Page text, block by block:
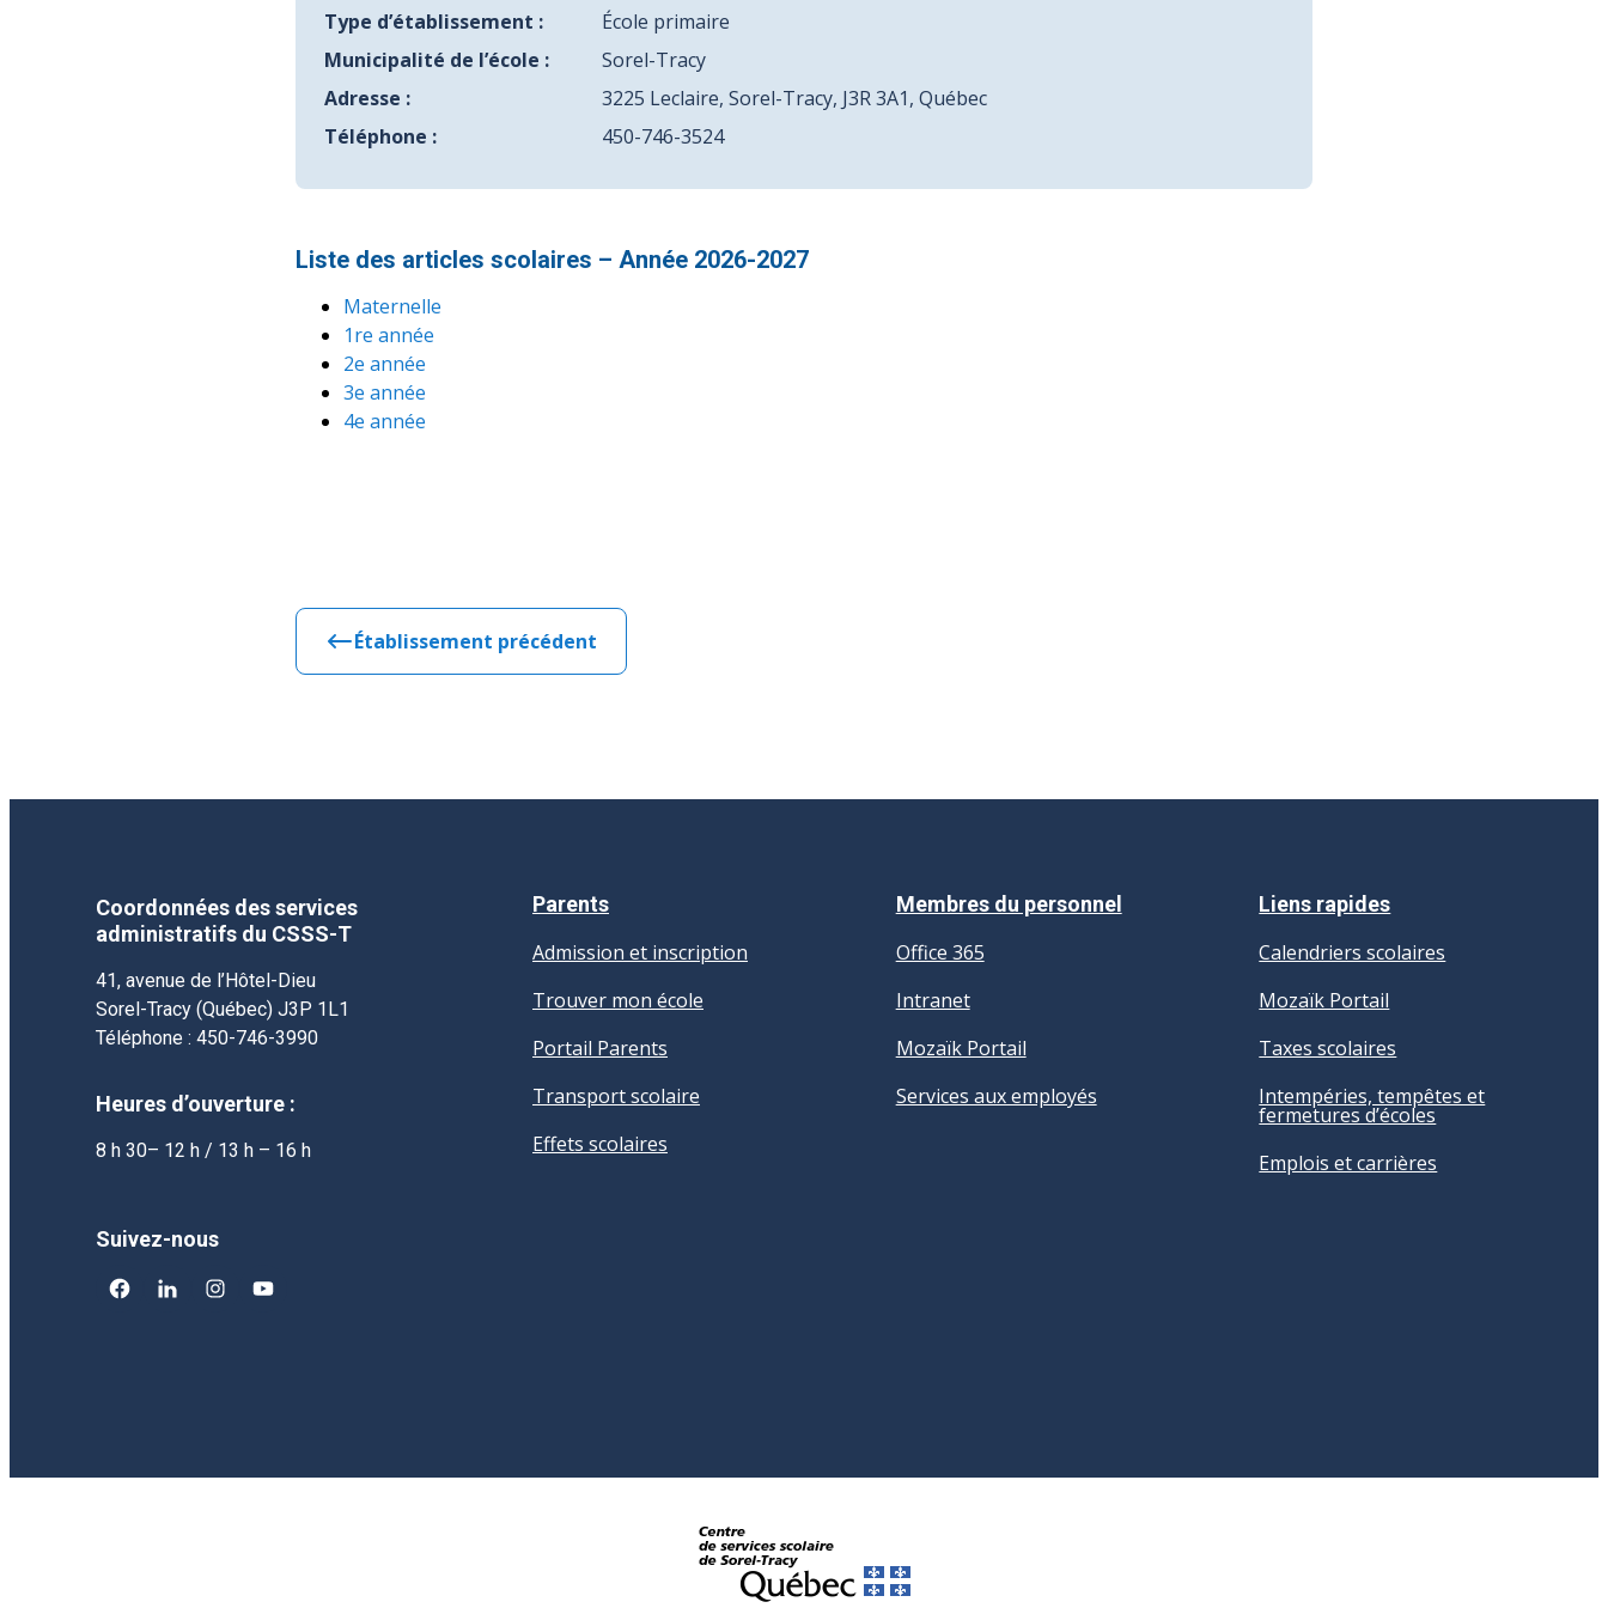
Type d’établissement :
École primaire
Municipalité de l’école :
Sorel-Tracy
Adresse :
3225 Leclaire, Sorel-Tracy, J3R 3A1, Québec
Téléphone :
450-746-3524
Liste des articles scolaires – Année 2026-2027
Maternelle
1re année
2e année
3e année
4e année
Établissement précédent
Coordonnées des services
administratifs du CSSS-T
41, avenue de l’Hôtel-Dieu
Sorel-Tracy (Québec) J3P 1L1
Téléphone : 450-746-3990
Heures d’ouverture :
8 h 30– 12 h / 13 h – 16 h
Suivez-nous
facebooklinkedininstagramyoutube
Parents
Admission et inscription
Trouver mon école
Portail Parents
Transport scolaire
Effets scolaires
Membres du personnel
Office 365
Intranet
Mozaïk Portail
Services aux employés
Liens rapides
Calendriers scolaires
Mozaïk Portail
Taxes scolaires
Intempéries, tempêtes et
fermetures d’écoles
Emplois et carrières